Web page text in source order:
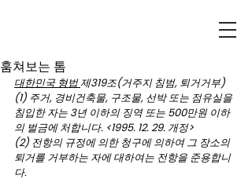
훔쳐보는 톰
대한민국 형법 제319조(거주지 침범, 퇴거거부)
(1) 주거, 경비건축물, 구조물, 선박 또는 점유실을
침입한 자는 3년 이하의 징역 또는 500만원 이하
의 벌금에 처합니다. <1995. 12. 29. 개정>
(2) 전항의 규정에 의한 청구에 의하여 그 장소의
퇴거를 거부하는 자에 대하여는 전항을 준용합니
다.